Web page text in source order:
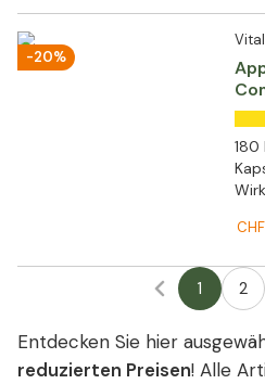
-20%
180
CHF
1 2
Entdecken Sie hier
reduzierten Preisen! Alle